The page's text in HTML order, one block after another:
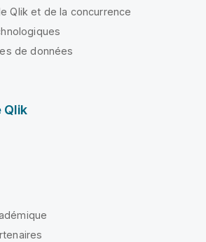
Qlik et de la concurrence
de données
Qlik